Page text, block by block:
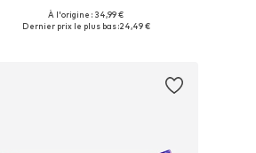
Tailles disponibles: XS, S, M, L, XL, XXL
À l'origine : 34,99 €
Dernier prix le plus bas :24,49 €